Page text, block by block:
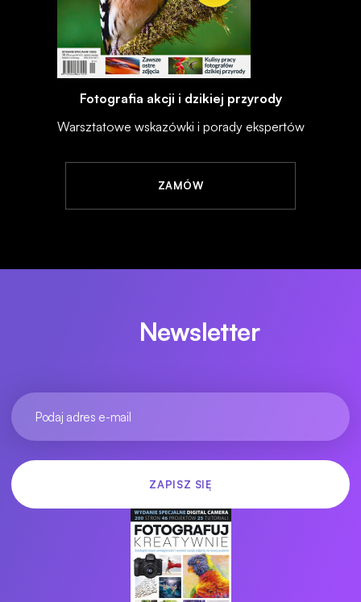
Fotografia akcji i dzikiej przyrody
Warsztatowe wskazówki i porady ekspertów
ZAMÓW
Newsletter